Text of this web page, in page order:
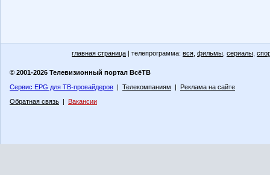
главная страница | телепрограмма: вся фильмы сериалы
© 2001-2026 Телевизионный портал ВсёТВ
Сервис EPG для ТВ-провайдеров | Телекомпаниям | Реклама на сайте
Обратная связь | Вакансии